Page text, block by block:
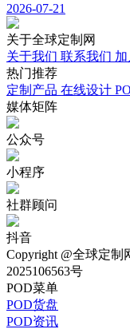
2026-07-21
关于全球定制网
关于我们 联系我们
热门推荐
定制产品 在线设计
媒体矩阵
公众号
小程序
社群顾问
抖音
Copyright @全球定制
2025106563号
POD菜单
POD货盘
POD资讯